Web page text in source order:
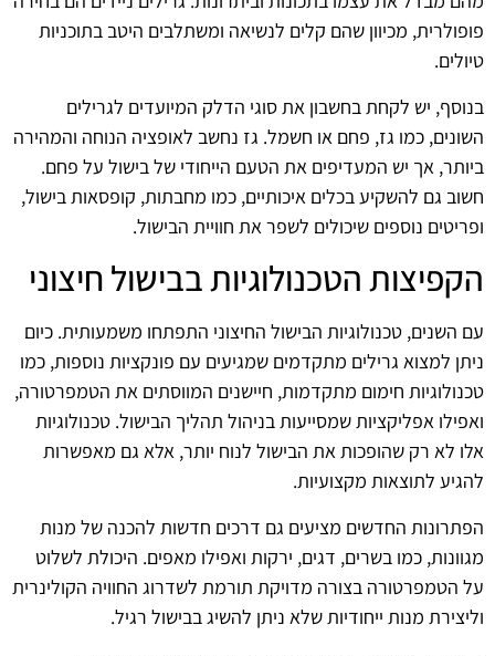
פופולרית, מכיוון שהם קלים לנשיאה ומשתלבים היטב בתוכניות
טיולים.
בנוסף, יש לקחת בחשבון את סוגי הדלק המיועדים לגרילים
השונים, כמו גז, פחם או חשמל. גז נחשב לאופציה הנוחה והמהירה
ביותר, אך יש המעדיפים את הטעם הייחודי של בישול על פחם.
חשוב גם להשקיע בכלים איכותיים, כמו מחבתות, קופסאות בישול,
ופריטים נוספים שיכולים לשפר את חוויית הבישול.
הקפיצות הטכנולוגיות בבישול חיצוני
עם השנים, טכנולוגיות הבישול החיצוני התפתחו משמעותית. כיום
ניתן למצוא גרילים מתקדמים שמגיעים עם פונקציות נוספות, כמו
טכנולוגיות חימום מתקדמות, חיישנים המווסתים את הטמפרטורה,
ואפילו אפליקציות שמסייעות בניהול תהליך הבישול. טכנולוגיות
אלו לא רק שהופכות את הבישול לנוח יותר, אלא גם מאפשרות
להגיע לתוצאות מקצועיות.
הפתרונות החדשים מציעים גם דרכים חדשות להכנה של מנות
מגוונות, כמו בשרים, דגים, ירקות ואפילו מאפים. היכולת לשלוט
על הטמפרטורה בצורה מדויקת תורמת לשדרוג החוויה הקולינרית
וליצירת מנות ייחודיות שלא ניתן להשיג בבישול רגיל.